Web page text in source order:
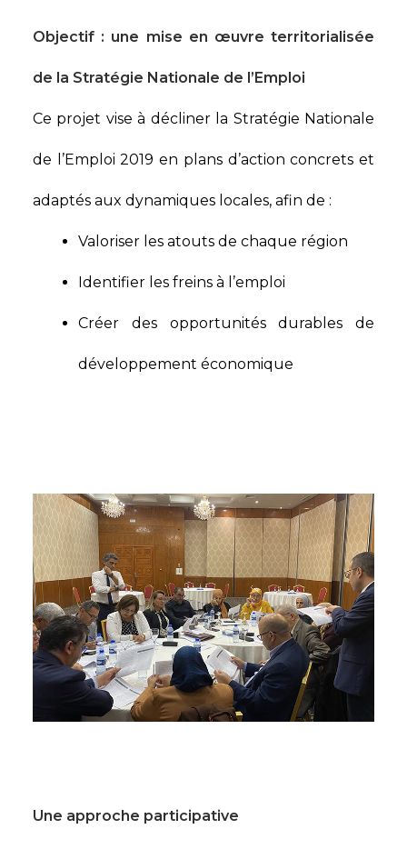
Objectif : une mise en œuvre territorialisée
de la Stratégie Nationale de l’Emploi
Ce projet vise à décliner la Stratégie Nationale
de l’Emploi 2019 en plans d’action concrets et
adaptés aux dynamiques locales, afin de :​
Valoriser les atouts de chaque région
Identifier les freins à l’emploi​​
Créer des opportunités durables de
développement économique
Une approche participative